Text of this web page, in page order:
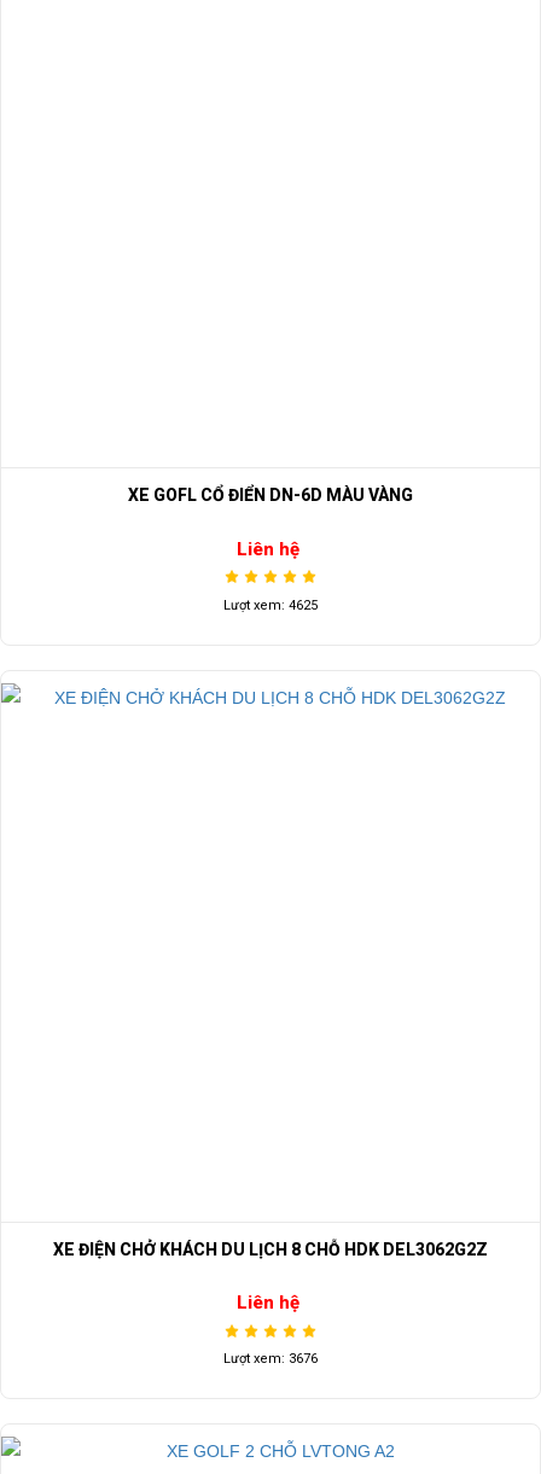
XE GOFL CỔ ĐIỂN DN-6D MÀU VÀNG
Liên hệ
Lượt xem: 4625
XE ĐIỆN CHỞ KHÁCH DU LỊCH 8 CHỖ HDK DEL3062G2Z
Liên hệ
Lượt xem: 3676